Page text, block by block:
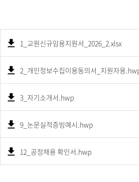
1_교원신규임용지원서_2026_2.xlsx
2_개인정보수집이용동의서_지원자용
3_자기소개서.hwp
9_논문실적증빙예시.hwp
12_공정채용 확인서.hwp